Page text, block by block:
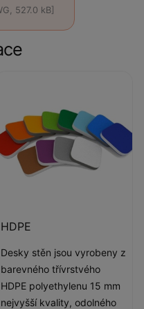
527.0 kB]
HDPE
Desky stěn jsou vyrobeny z
barevného třívrstvého
HDPE polyethylenu 15 mm
nejvyšší kvality, odolného